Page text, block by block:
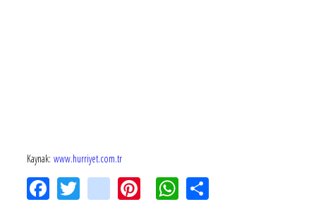
Kaynak: www.hurriyet.com.tr
FacebookTwitterinstagramPinterestWhatsApp